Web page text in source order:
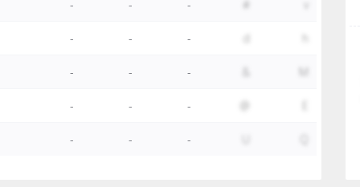
- - - #
- - -
- - - M
- - -
- - -